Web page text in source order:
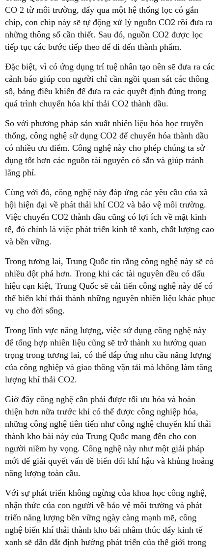
CO 2 từ môi trường, đẩy qua một hệ thống lọc có gắn
chip, con chip này sẽ tự động xử lý nguồn CO2 rồi đưa ra
những thông số cần thiết. Sau đó, nguồn CO2 được lọc
tiếp tục các bước tiếp theo để đi đến thành phẩm.
Đặc biệt, vì có ứng dụng trí tuệ nhân tạo nên sẽ đưa ra các
cảnh báo giúp con người chỉ cần ngồi quan sát các thông
số, bảng điều khiển để đưa ra các quyết định đúng trong
quá trình chuyển hóa khí thải CO2 thành dầu.
So với phương pháp sản xuất nhiên liệu hóa học truyền
thống, công nghệ sử dụng CO2 để chuyển hóa thành dầu
có nhiều ưu điểm. Công nghệ này cho phép chúng ta sử
dụng tốt hơn các nguồn tài nguyên có sẵn và giúp tránh
lãng phí.
Cùng với đó, công nghệ này đáp ứng các yêu cầu của xã
hội hiện đại về phát thải khí CO2 và bảo vệ môi trường.
Việc chuyển CO2 thành dầu cũng có lợi ích về mặt kinh
tế, đó chính là việc phát triển kinh tế xanh, chất lượng cao
và bền vững.
Trong tương lai, Trung Quốc tin rằng công nghệ này sẽ có
nhiều đột phá hơn. Trong khi các tài nguyên đều có dấu
hiệu cạn kiệt, Trung Quốc sẽ cải tiến công nghệ này để có
thể biến khí thải thành những nguyên nhiên liệu khác phục
vụ cho đời sống.
Trong lĩnh vực năng lượng, việc sử dụng công nghệ này
để tổng hợp nhiên liệu cũng sẽ trở thành xu hướng quan
trọng trong tương lai, có thể đáp ứng nhu cầu năng lượng
của công nghiệp và giao thông vận tải mà không làm tăng
lượng khí thải CO2.
Giờ đây công nghệ cần phải được tối ưu hóa và hoàn
thiện hơn nữa trước khi có thể được công nghiệp hóa,
những công nghệ tiên tiến như công nghệ chuyển khí thải
thành kho bài này của Trung Quốc mang đến cho con
người niềm hy vọng. Công nghệ này như một giải pháp
mới để giải quyết vấn đề biến đổi khí hậu và khủng hoảng
năng lượng toàn cầu.
Với sự phát triển không ngừng của khoa học công nghệ,
nhận thức của con người về bảo vệ môi trường và phát
triển năng lượng bền vững ngày càng mạnh mẽ, công
nghệ biến khí thải thành kho bái nhằm thúc đẩy kinh tế
xanh sẽ dẫn dắt định hướng phát triển của thế giới trong